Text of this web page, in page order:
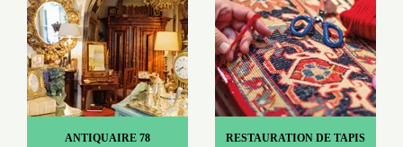
ANTIQUAIRE 78
RESTAURATION DE TAPIS